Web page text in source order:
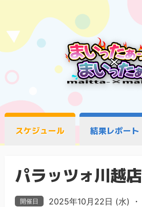
スケジュール 結果レポート
パラッツォ川越店
開催日 2025年10月22日 (水) ・